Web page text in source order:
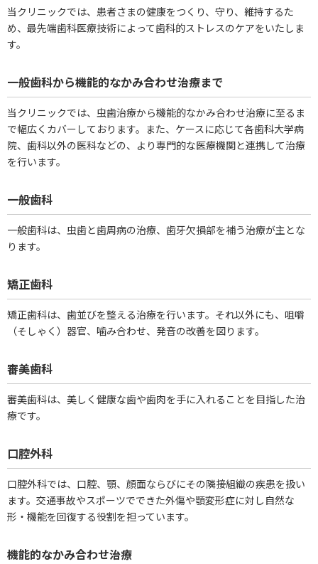
当クリニックでは、患者さまの健康をつくり、守り、維持するた
め、最先端歯科医療技術によって歯科的ストレスのケアをいたしま
す。
一般歯科から機能的なかみ合わせ治療まで
当クリニックでは、虫歯治療から機能的なかみ合わせ治療に至るま
で幅広くカバーしております。また、ケースに応じて各歯科大学病
院、歯科以外の医科などの、より専門的な医療機関と連携して治療
を行います。
一般歯科
一般歯科は、虫歯と歯周病の治療、歯牙欠損部を補う治療が主とな
ります。
矯正歯科
矯正歯科は、歯並びを整える治療を行います。それ以外にも、咀嚼
（そしゃく）器官、噛み合わせ、発音の改善を図ります。
審美歯科
審美歯科は、美しく健康な歯や歯肉を手に入れることを目指した治
療です。
口腔外科
口腔外科では、口腔、顎、顔面ならびにその隣接組織の疾患を扱い
ます。交通事故やスポーツでできた外傷や顎変形症に対し自然な
形・機能を回復する役割を担っています。
機能的なかみ合わせ治療